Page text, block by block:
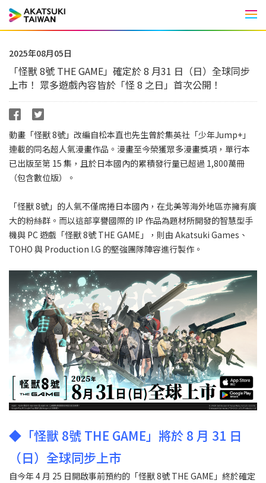
2025年08月05日
「怪獸 8號 THE GAME」確定於 8 月31 日（日）全球同步
上市！ 眾多遊戲內容皆於「怪 8 之日」首次公開！
動畫「怪獸 8號」改編自松本直也先生曾於集英社「少年Jump+」
連載的同名超人氣漫畫作品。漫畫至今榮獲眾多漫畫獎項，單行本
已出版至第 15 集，且於日本國內的累積發行量已超過 1,800萬冊
（包含數位版）。
「怪獸 8號」的人氣不僅席捲日本國內，在北美等海外地區亦擁有廣
大的粉絲群。而以這部享譽國際的 IP 作品為題材所開發的智慧型手
機與 PC 遊戲「怪獸 8號 THE GAME」，則由 Akatsuki Games、
TOHO 與 Production I.G 的堅強團隊陣容進行製作。
◆「怪獸 8號 THE GAME」將於 8 月 31 日
（日）全球同步上市
自今年 4 月 25 日開啟事前預約的「怪獸 8號 THE GAME」終於確定